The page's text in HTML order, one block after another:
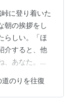
に登り着いた
朝の挨拶をし
らしい。「ほ
介すると、他
、あなた。」
かな、という
山の方へ戻り
道のりを往復